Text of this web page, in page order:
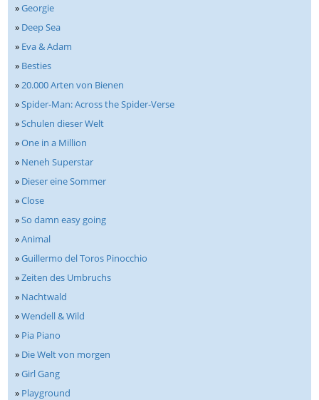
»Georgie
» Deep Sea
» Eva & Adam
» Besties
» 20.000 Arten von Bienen
»Spider-Man: Across the Spider-Verse
»Schulen dieser Welt
»One in a Million
» Neneh Superstar
» Dieser eine Sommer
»Close
»So damn easy going
»Animal
»Guillermo del Toros Pinocchio
»Zeiten des Umbruchs
» Nachtwald
»Wendell & Wild
» Pia Piano
» Die Welt von morgen
»Girl Gang
» Playground